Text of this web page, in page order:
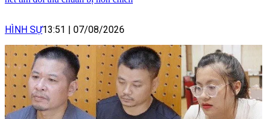
HÌNH SỰ13:51 07/08/2026